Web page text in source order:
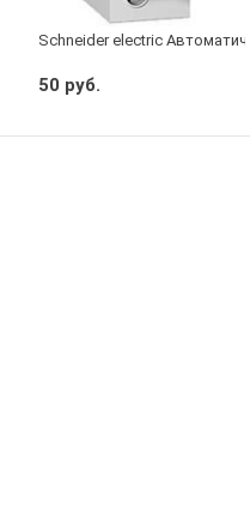
Schneider electric
50 руб.